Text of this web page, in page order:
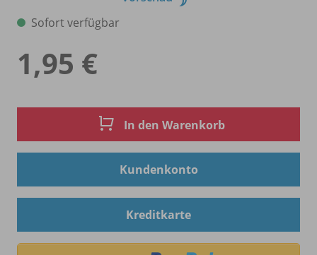
Sofort verfügbar
1,95 €
In den Warenkorb
Kundenkonto
Kreditkarte